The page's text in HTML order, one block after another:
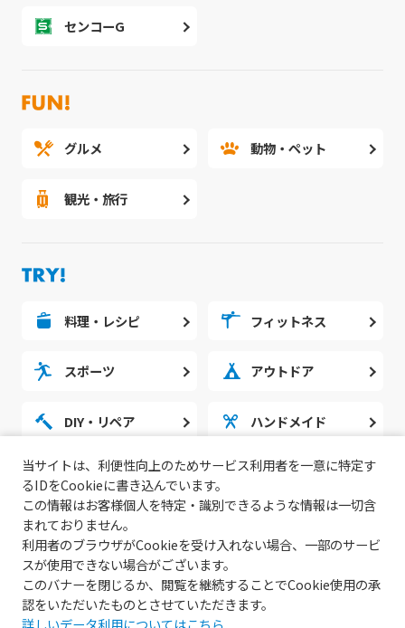
センコーG
グルメ 動物・ペット
観光・旅行
料理・レシピ フィットネス
スポーツ アウトドア
DIY・リペア ハンドメイド
勉強・スタディ ノウハウ
当サイトは、利便性向上のためサービス利用者を一意に特定す
るIDをCookieに書き込んでいます。
この情報はお客様個人を特定・識別できるような情報は一切含
まれておりません。
利用者のブラウザがCookieを受け入れない場合、一部のサービ
スが使用できない場合がございます。
このバナーを閉じるか、閲覧を継続することでCookie使用の承
認をいただいたものとさせていただきます。
詳しいデータ利用についてはこちら